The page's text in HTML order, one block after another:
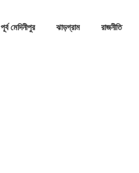
পূর্ব মেদিনীপুর ঝাড়গ্রাম রাজনীতি